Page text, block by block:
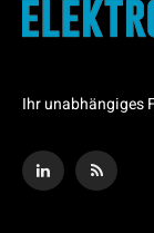
Ihr unabhängiges